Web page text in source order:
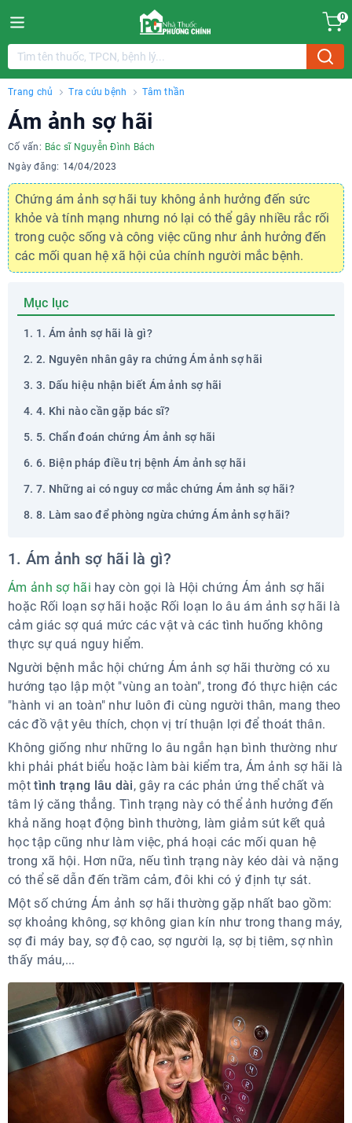
0
Trang chủ Tra cứu bệnh Tâm thần
Ám ảnh sợ hãi
Cố vấn: Bác sĩ Nguyễn Đình Bách
Ngày đăng: 14/04/2023
Chứng ám ảnh sợ hãi tuy không ảnh hưởng đến sức
khỏe và tính mạng nhưng nó lại có thể gây nhiều rắc rối
trong cuộc sống và công việc cũng như ảnh hưởng đến
các mối quan hệ xã hội của chính người mắc bệnh.
Mục lục
1. Ám ảnh sợ hãi là gì?
2. Nguyên nhân gây ra chứng Ám ảnh sợ hãi
3. Dấu hiệu nhận biết Ám ảnh sợ hãi
4. Khi nào cần gặp bác sĩ?
5. Chẩn đoán chứng Ám ảnh sợ hãi
6. Biện pháp điều trị bệnh Ám ảnh sợ hãi
7. Những ai có nguy cơ mắc chứng Ám ảnh sợ hãi?
8. Làm sao để phòng ngừa chứng Ám ảnh sợ hãi?
1. Ám ảnh sợ hãi là gì?
Ám ảnh sợ hãi hay còn gọi là Hội chứng Ám ảnh sợ hãi
hoặc Rối loạn sợ hãi hoặc Rối loạn lo âu ám ảnh sợ hãi là
cảm giác sợ quá mức các vật và các tình huống không
thực sự quá nguy hiểm.
Người bệnh mắc hội chứng Ám ảnh sợ hãi thường có xu
hướng tạo lập một "vùng an toàn", trong đó thực hiện các
"hành vi an toàn" như luôn đi cùng người thân, mang theo
các đồ vật yêu thích, chọn vị trí thuận lợi để thoát thân.
Không giống như những lo âu ngắn hạn bình thường như
khi phải phát biểu hoặc làm bài kiểm tra, Ám ảnh sợ hãi là
mộttình trạng lâu dài, gây ra các phản ứng thể chất và
tâm lý căng thẳng. Tình trạng này có thể ảnh hưởng đến
khả năng hoạt động bình thường, làm giảm sút kết quả
học tập cũng như làm việc, phá hoại các mối quan hệ
trong xã hội. Hơn nữa, nếu tình trạng này kéo dài và nặng
có thể sẽ dẫn đến trầm cảm, đôi khi có ý định tự sát.
Một số chứng Ám ảnh sợ hãi thường gặp nhất bao gồm:
sợ khoảng không, sợ không gian kín như trong thang máy,
sợ đi máy bay, sợ độ cao, sợ người lạ, sợ bị tiêm, sợ nhìn
thấy máu,...